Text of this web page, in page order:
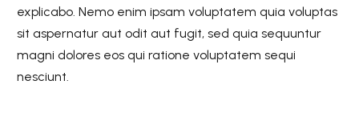
explicabo. Nemo enim ipsam voluptatem quia voluptas
sit aspernatur aut odit aut fugit, sed quia sequuntur
magni dolores eos qui ratione voluptatem sequi
nesciunt.